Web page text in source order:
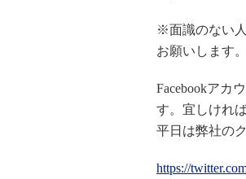
※面識のない
お願いします
Facebookアカ
す。宜しけれ
平日は弊社の
https://